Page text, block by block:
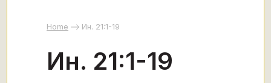
Home Ин. 21:1-19
Ин. 21:1-19